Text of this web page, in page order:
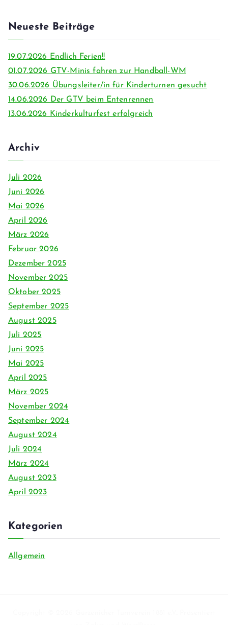
Neueste Beiträge
19.07.2026 Endlich Ferien!!
01.07.2026 GTV-Minis fahren zur Handball-WM
30.06.2026 Übungsleiter/in für Kinderturnen gesucht
14.06.2026 Der GTV beim Entenrennen
13.06.2026 Kinderkulturfest erfolgreich
Archiv
Juli 2026
Juni 2026
Mai 2026
April 2026
März 2026
Februar 2026
Dezember 2025
November 2025
Oktober 2025
September 2025
August 2025
Juli 2025
Juni 2025
Mai 2025
April 2025
März 2025
November 2024
September 2024
August 2024
Juli 2024
März 2024
August 2023
April 2023
Kategorien
Allgemein